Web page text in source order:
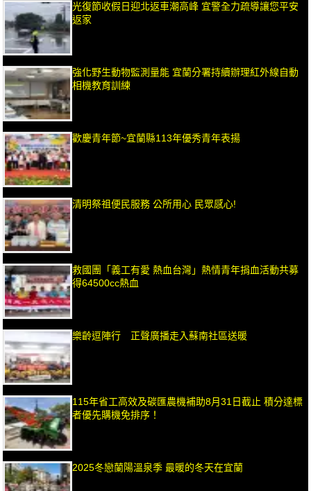
光復節收假日迎北返車潮高峰 宜警全力疏導讓您平安
返家
強化野生動物監測量能 宜蘭分署持續辦理紅外線自動
相機教育訓練
歡慶青年節~宜蘭縣113年優秀青年表揚
清明祭祖便民服務 公所用心 民眾感心!
救國團「義工有愛 熱血台灣」熱情青年捐血活動共募
得64500cc熱血
樂齡逗陣行 正聲廣播走入蘇南社區送暖
115年省工高效及碳匯農機補助8月31日截止 積分達標
者優先購機免排序！
2025冬戀蘭陽溫泉季 最暖的冬天在宜蘭